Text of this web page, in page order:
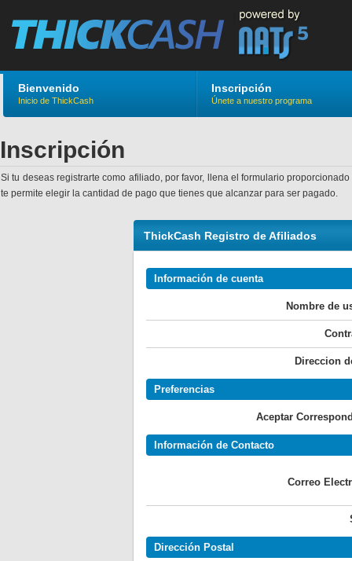
Bienvenido
Inicio de ThickCash
Inscripción
Únete a nuestro programa
Inscripción
Si tu deseas registrarte como afiliado, por favor, llena el formulario
te permite elegir la cantidad de pago que tienes que alcanzar para ser pagado.
ThickCash Registro de Afiliados
Información de cuenta
Nombre de
Direccion
Preferencias
Aceptar
Información de Contacto
Correo
Dirección Postal